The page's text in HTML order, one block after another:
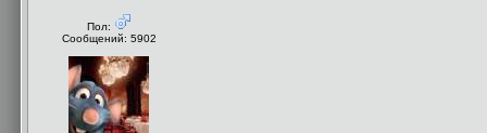
Пол:
Сообщений: 5902